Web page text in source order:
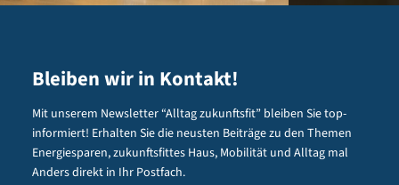
Bleiben wir in Kontakt!
Mit unserem Newsletter “Alltag zukunftsfit” bleiben Sie top-
informiert! Erhalten Sie die neusten Beiträge zu den Themen
Energiesparen, zukunftsfittes Haus, Mobilität und Alltag mal
Anders direkt in Ihr Postfach.